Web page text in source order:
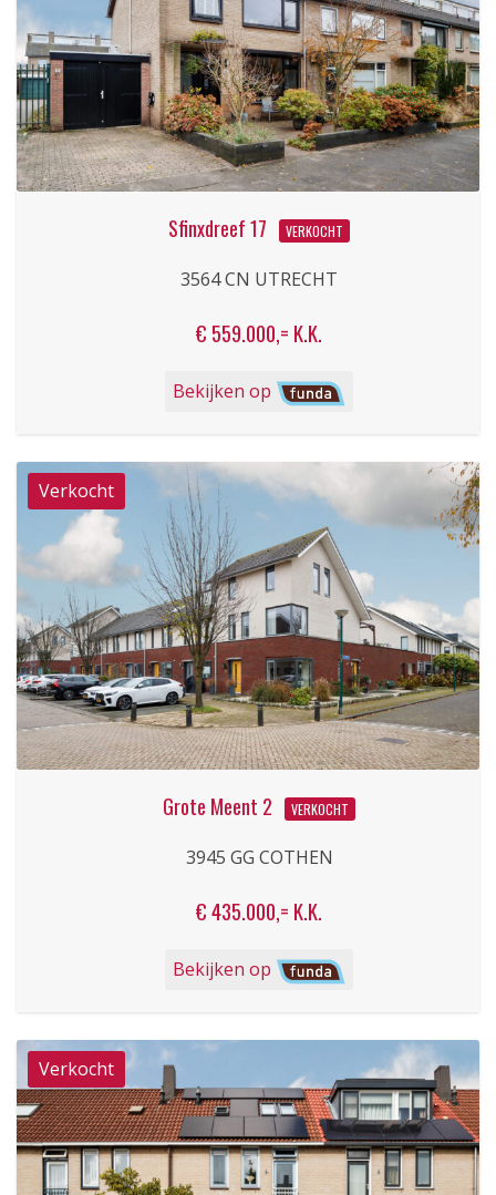
Sfinxdreef 17 VERKOCHT
3564 CN UTRECHT
€ 559.000,= K.K.
Bekijken op
Grote Meent 2 VERKOCHT
3945 GG COTHEN
€ 435.000,= K.K.
Bekijken op